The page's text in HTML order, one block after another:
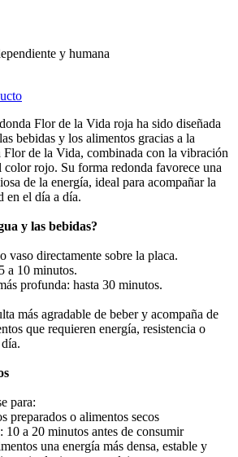
y humana
Flor de la Vida roja ha sido diseñada
bebidas y los alimentos gracias a la
Flor de la Vida, combinada con la vibración
color rojo. Su forma redonda favorece una
de la energía, ideal para acompañar la
en el día a día.
y las bebidas?
vaso directamente sobre la placa.
a 10 minutos.
profunda: hasta 30 minutos.
más agradable de beber y acompaña de
que requieren energía, resistencia o
para:
preparados o alimentos secos
10 a 20 minutos antes de consumir
una energía más densa, estable y